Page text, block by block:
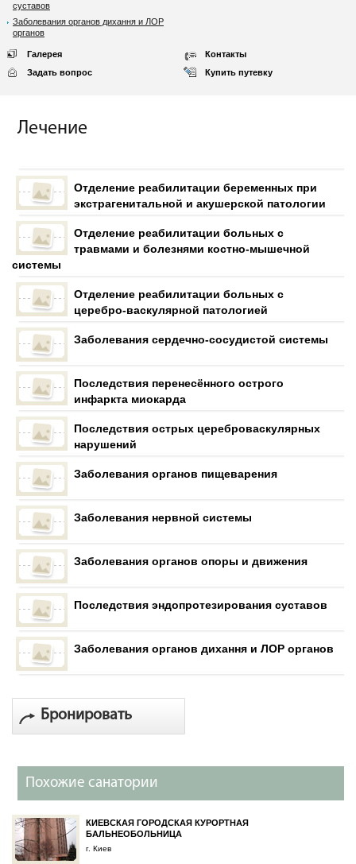
суставов
Заболевания органов дихання и ЛОР
органов
Галерея
Контакты
Задать вопрос
Купить путевку
Лечение
Отделение реабилитации беременных при
экстрагенитальной и акушерской патологии
Отделение реабилитации больных с
травмами и болезнями костно-мышечной
системы
Отделение реабилитации больных с
церебро-васкулярной патологией
Заболевания сердечно-сосудистой системы
Последствия перенесённого острого
инфаркта миокарда
Последствия острых цереброваскулярных
нарушений
Заболевания органов пищеварения
Заболевания нервной системы
Заболевания органов опоры и движения
Последствия эндопротезирования суставов
Заболевания органов дихання и ЛОР органов
Бронировать
Похожие санатории
КИЕВСКАЯ ГОРОДСКАЯ КУРОРТНАЯ
БАЛЬНЕОБОЛЬНИЦА
г. Киев